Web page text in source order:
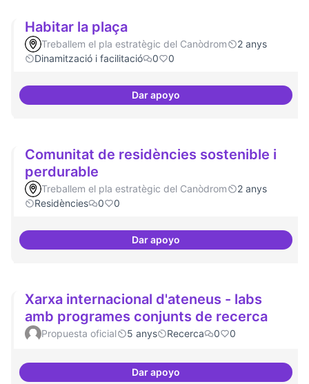
Habitar la plaça
Treballem el pla estratègic del Canòdrom
2 anys
Dinamització i facilitació
0 0
Dar apoyoHabitar la plaça
Comunitat de residències sostenible i
perdurable
Treballem el pla estratègic del Canòdrom
2 anys
Residències
0 0
Dar apoyo Comunitat
Xarxa internacional d'ateneus - labs
amb programes conjunts de recerca
Propuesta oficial 5 anys Recerca 0 0
Dar apoyoXarxa internacional d'ateneus -